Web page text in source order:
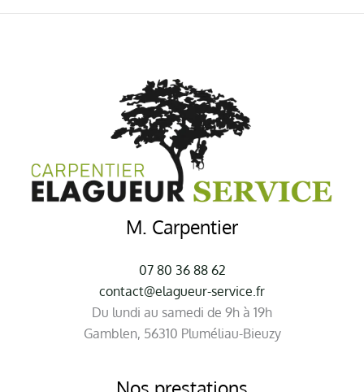
M. Carpentier
07 80 36 88 62
contact@elagueur-service.fr
Du lundi au samedi de 9h à 19h
Gamblen, 56310 Pluméliau-Bieuzy